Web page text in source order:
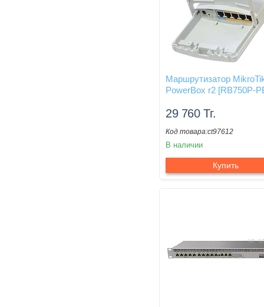
Маршрутизатор
PowerBox r2 [RB750P-
29 760 Тг.
ct97612
В наличии
Купить